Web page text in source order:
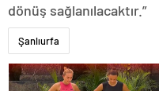
dönüş sağlanılacaktır.”
Şanlıurfa